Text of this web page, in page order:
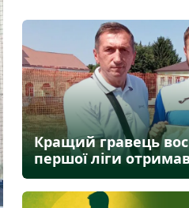
Кращий гравець
першої ліги